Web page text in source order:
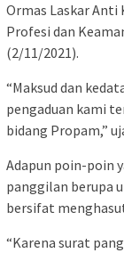
Ormas Laskar
Profesi dan
(2/11/2021).
“Maksud dan
pengaduan kami
bidang Propam,”
Adapun poin-poin
panggilan berupa
bersifat
“Karena surat